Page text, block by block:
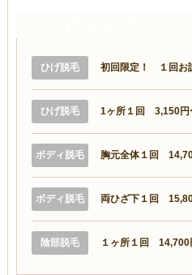
ひげ脱毛 初回限定！ １回お
ひげ脱毛 1ヶ所１回 3,150円
ボディ脱毛 胸元全体１回
ボディ脱毛 両ひざ下１回
陰部脱毛 １ヶ所１回 14,700